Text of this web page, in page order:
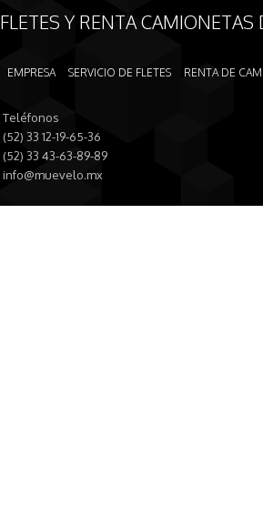
FLETES Y RENTA CAMIONETAS
EMPRESA SERVICIO DE FLETES RENTA DE
Teléfonos
(52) 33 12-19-65-36
(52) 33 43-63-89-89
info@muevelo.mx